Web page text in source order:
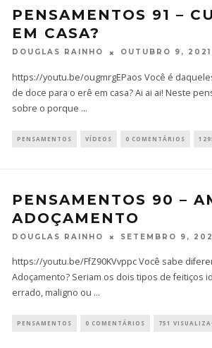
PENSAMENTOS 91 –
EM CASA?
DOUGLAS RAINHO OUTUBRO 9, 2021
https://youtu.be/ougmrgEPaos Você é
de doce para o erê em casa? Ai ai ai! Neste
sobre o porque ...
PENSAMENTOS VÍDEOS 0 COMENTÁRIOS
PENSAMENTOS 90 –
ADOÇAMENTO
DOUGLAS RAINHO SETEMBRO 9,
https://youtu.be/FfZ90KVvppc Você sabe
Adoçamento? Seriam os dois tipos de feitiços
errado, maligno ou ...
PENSAMENTOS 0 COMENTÁRIOS 751